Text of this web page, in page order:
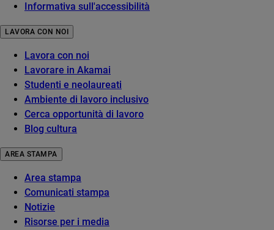
Informativa sull'accessibilità
LAVORA CON NOI
Lavora con noi
Lavorare in Akamai
Studenti e neolaureati
Ambiente di lavoro inclusivo
Cerca opportunità di lavoro
Blog cultura
AREA STAMPA
Area stampa
Comunicati stampa
Notizie
Risorse per i media